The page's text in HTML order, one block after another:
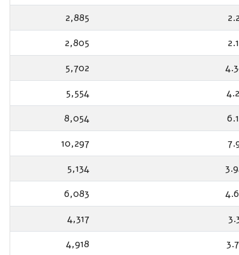
2,885
2,805
5,702
5,554
8,054
10,297
5,134
6,083
4,317
4,918